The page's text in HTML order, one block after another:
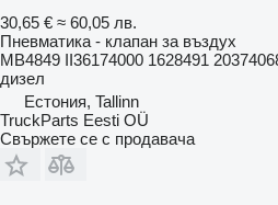
30,65 € ≈ 60,05 лв.
Пневматика - клапан за въздух
MB4849 II36174000 1628491
дизел
Естония, Tallinn
TruckParts Eesti OÜ
Свържете се с продавача